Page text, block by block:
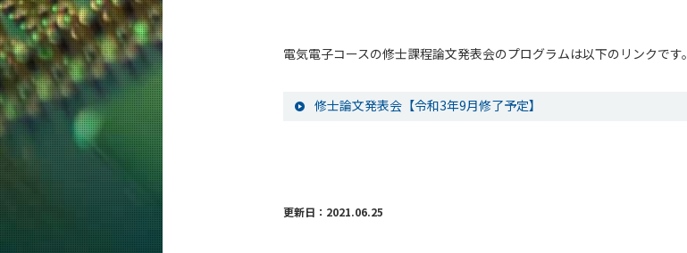
電気電子コースの修士課程論文発表会のプログラムは以下のリンクです。
修士論文発表会【令和3年9月修了予定】
更新日：2021.06.25